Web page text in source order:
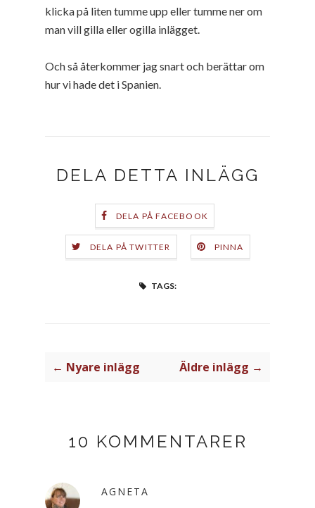
klicka på liten tumme upp eller tumme ner om
man vill gilla eller ogilla inlägget.
Och så återkommer jag snart och berättar om
hur vi hade det i Spanien.
DELA DETTA INLÄGG
DELA PÅ FACEBOOK
DELA PÅ TWITTER PINNA
TAGS:
← Nyare inlägg Äldre inlägg →
10 KOMMENTARER
AGNETA